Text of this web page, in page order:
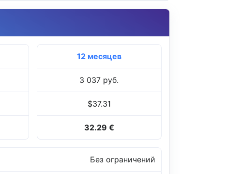
12 месяцев
3 037 руб.
$37.31
32.29 €
Без ограничений